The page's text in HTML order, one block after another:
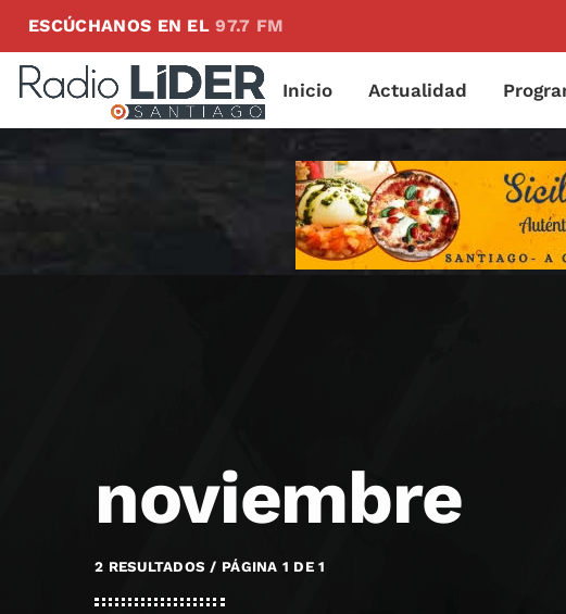
ESCÚCHANOS EN EL97.7 FM
Inicio Actualidad
noviembre
2 RESULTADOS / PÁGINA 1 DE 1